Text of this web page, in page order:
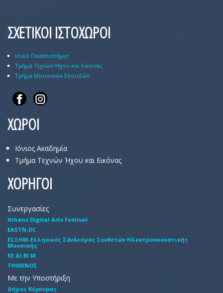
ΣΧΕΤΙΚΟΙ ΙΣΤΟΧΩΡΟΙ
Ιόνιο Πανεπιστήμιο
Τμήμα Τεχνών Ήχου και Εικόνας
Τμήμα Μουσικών Σπουδών
ΧΩΡΟΙ
Ιόνιος Ακαδημία
Τμήμα Τεχνών Ήχου και Εικόνας
ΧΟΡΗΓΟΙ
Συνεργασίες
Athens Digital Arts Festival
EASTN-DC
EΣΣHM-Eλληνικός Σύνδεσμος Συνθετών Hλεκτροακουστικής
Mουσικής
ΚΕ.ΔΙ.ΒΙ.Μ
ΤΗΜΕΝΟΣ
Με την Υποστήριξη
Δήμος Κέρκυρας